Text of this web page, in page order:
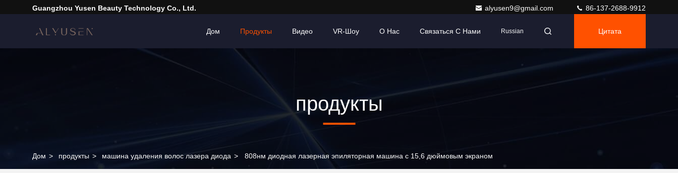
Guangzhou Yusen Beauty Technology Co., Ltd. alyusen9@gmail.com 86-137-2688-9912
Дом Продукты Видео VR-Шоу О Нас Связаться С Нами Russian Цитата
продукты
Дом > продукты > машина удаления волос лазера диода > 808нм диодная лазерная эпиляторная машина с 15,6 дюймовым экраном